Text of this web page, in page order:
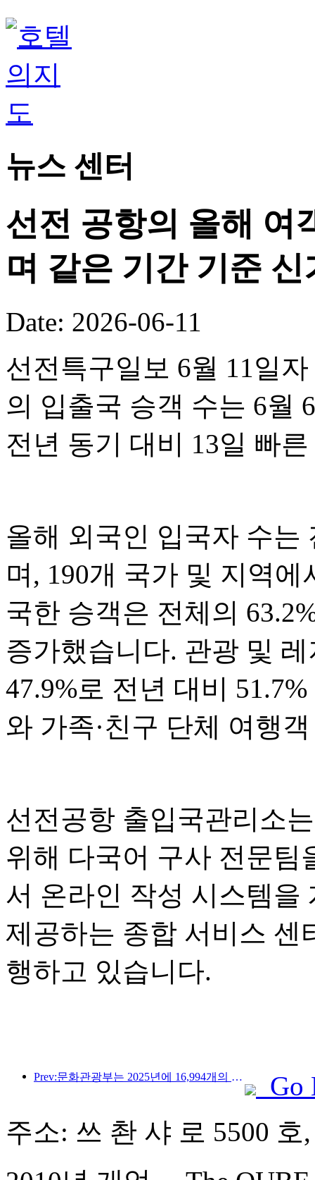
뉴스 센터
선전 공항의 올해 여
며 같은 기간 기준
Date: 2026-06-11
선전특구일보 6월 11일
의 입출국 승객 수는 6월
전년 동기 대비 13일 빠
올해 외국인 입국자 수는
며, 190개 국가 및 지역
국한 승객은 전체의
증가했습니다. 관광 및
47.9%로 전년 대비
와 가족·친구 단체 여행
선전공항 출입국관리소
위해 다국어 구사 전문팀
서 온라인 작성 시스템을
제공하는 종합 서비스 센
행하고 있습니다.
Prev:문화관광부는 2025년에 16,994개의 A급 관광지에 75억 1천만 명의 관광객이 방문하여 5,544억 9천만 위안의 관광 수입을 올릴 것으로 예상한다고 발표했습니다.
Go
주소: 쓰 촨 샤 로 5500 호